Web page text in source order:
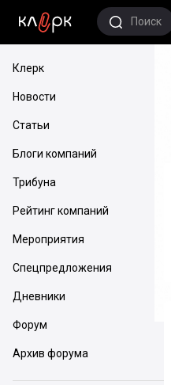
Поиск
Клерк
Новости
Статьи
Блоги компаний
Трибуна
Рейтинг компаний
Мероприятия
Спецпредложения
Дневники
Форум
Архив форума